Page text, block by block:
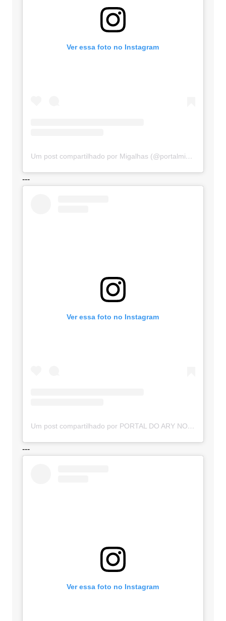
Ver essa foto no Instagram
Um post compartilhado por Migalhas (@portalmigalhas)
---
Ver essa foto no Instagram
Um post compartilhado por PORTAL DO ARY NOTÍCIAS (@portaldoarynoticias)
---
Ver essa foto no Instagram